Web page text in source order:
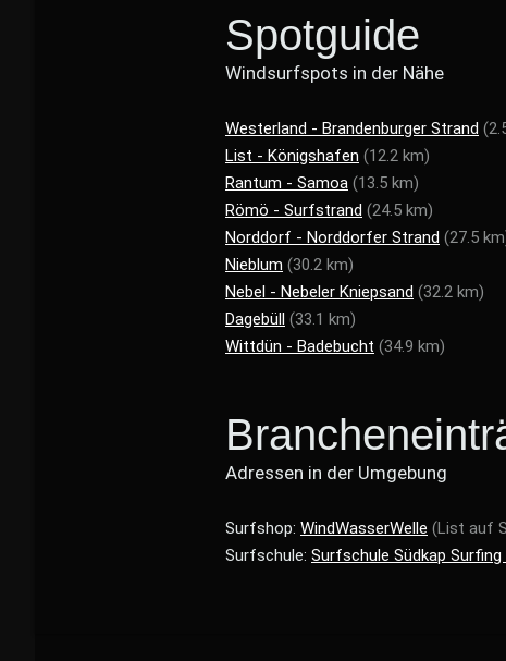
Spotguide
Windsurfspots in der Nähe
Westerland - Brandenburger Strand
List - Königshafen (12.2 km)
Rantum - Samoa (13.5 km)
Römö - Surfstrand (24.5 km)
Norddorf - Norddorfer Strand (27.5
Nieblum (30.2 km)
Nebel - Nebeler Kniepsand (32.2 km)
Dagebüll (33.1 km)
Wittdün - Badebucht (34.9 km)
Adressen in der Umgebung
Surfshop: WindWasserWelle (List auf
Surfschule: Surfschule Südkap